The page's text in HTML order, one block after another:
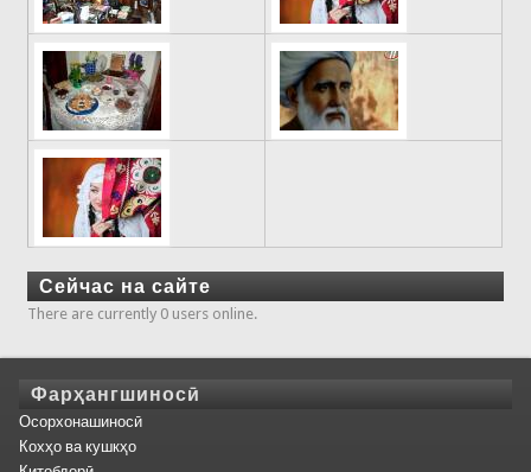
Сейчас на сайте
There are currently 0 users online.
Фарҳангшиносӣ
Осорхонашиносӣ
Кохҳо ва кушкҳо